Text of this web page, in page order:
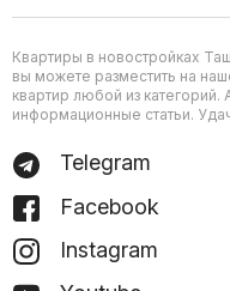
Квартиры в новостройках
вы можете разместить на
квартир любой из
информационные статьи.
Telegram
Facebook
Instagram